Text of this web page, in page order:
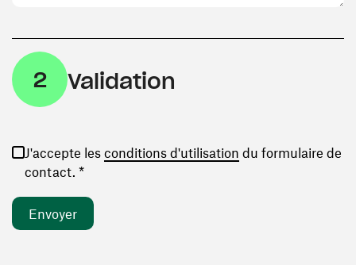
2 Validation
J'accepte les conditions d'utilisation (ouvre une
du formulaire de
contact. *